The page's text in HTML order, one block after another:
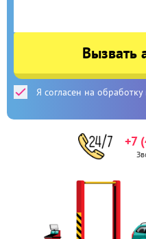
Вызвать
Я согласен на
+7